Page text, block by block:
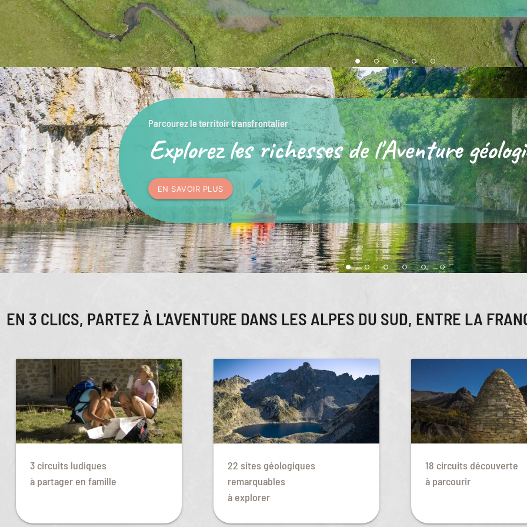
Parcourez le territoir transfrontalier
Explorez les richesses de l'Aventure
EN SAVOIR PLUS
EN 3 CLICS, PARTEZ À L'AVENTURE DANS LES ALPES DU SUD, ENTRE LA
3 circuits ludiques
à partager en famille
22 sites géologiques
remarquables
à explorer
18 circuits découverte
à parcourir